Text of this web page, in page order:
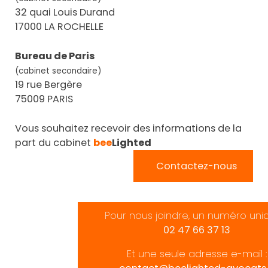
32 quai Louis Durand
17000 LA ROCHELLE
Bureau de Paris
(cabinet secondaire)
19 rue Bergère
75009 PARIS
Vous souhaitez recevoir des informations de la
part du cabinet beeLighted
Contactez-nous
Pour nous joindre, un numéro
02 47 66 37 13
Et une seule adresse e-mail :